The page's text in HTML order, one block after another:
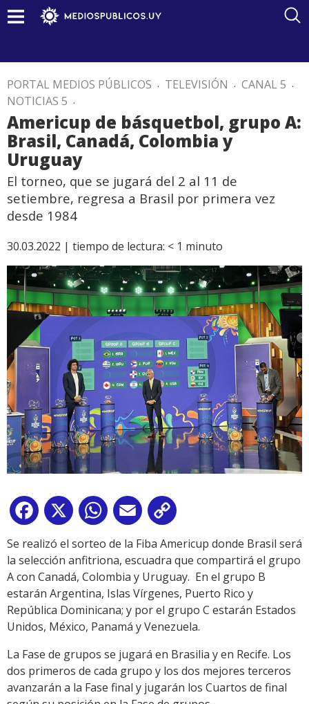
PORTAL MEDIOS PÚBLICOS . TELEVISIÓN . CANAL 5 .
NOTICIAS 5 .
Americup de básquetbol, grupo A:
Brasil, Canadá, Colombia y
Uruguay
El torneo, que se jugará del 2 al 11 de
setiembre, regresa a Brasil por primera vez
desde 1984
30.03.2022 | tiempo de lectura: < 1 minuto
Facebook
X WhatsApp
Email
Link
Se realizó el sorteo de la Fiba Americup donde Brasil será
la selección anfitriona, escuadra que compartirá el grupo
A con Canadá, Colombia y Uruguay. En el grupo B
estarán Argentina, Islas Vírgenes, Puerto Rico y
República Dominicana; y por el grupo C estarán Estados
Unidos, México, Panamá y Venezuela.
La Fase de grupos se jugará en Brasilia y en Recife. Los
dos primeros de cada grupo y los dos mejores terceros
avanzarán a la Fase final y jugarán los Cuartos de final